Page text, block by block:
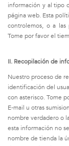
información y al tipo
página web. Esta
controlemos, o a las
Tome por favor el
II. Recopilación de
Nuestro proceso de
identificación del
con asterisco. Tome
E-mail u otras
nombre verdadero o
esta información no
nombre de tienda la